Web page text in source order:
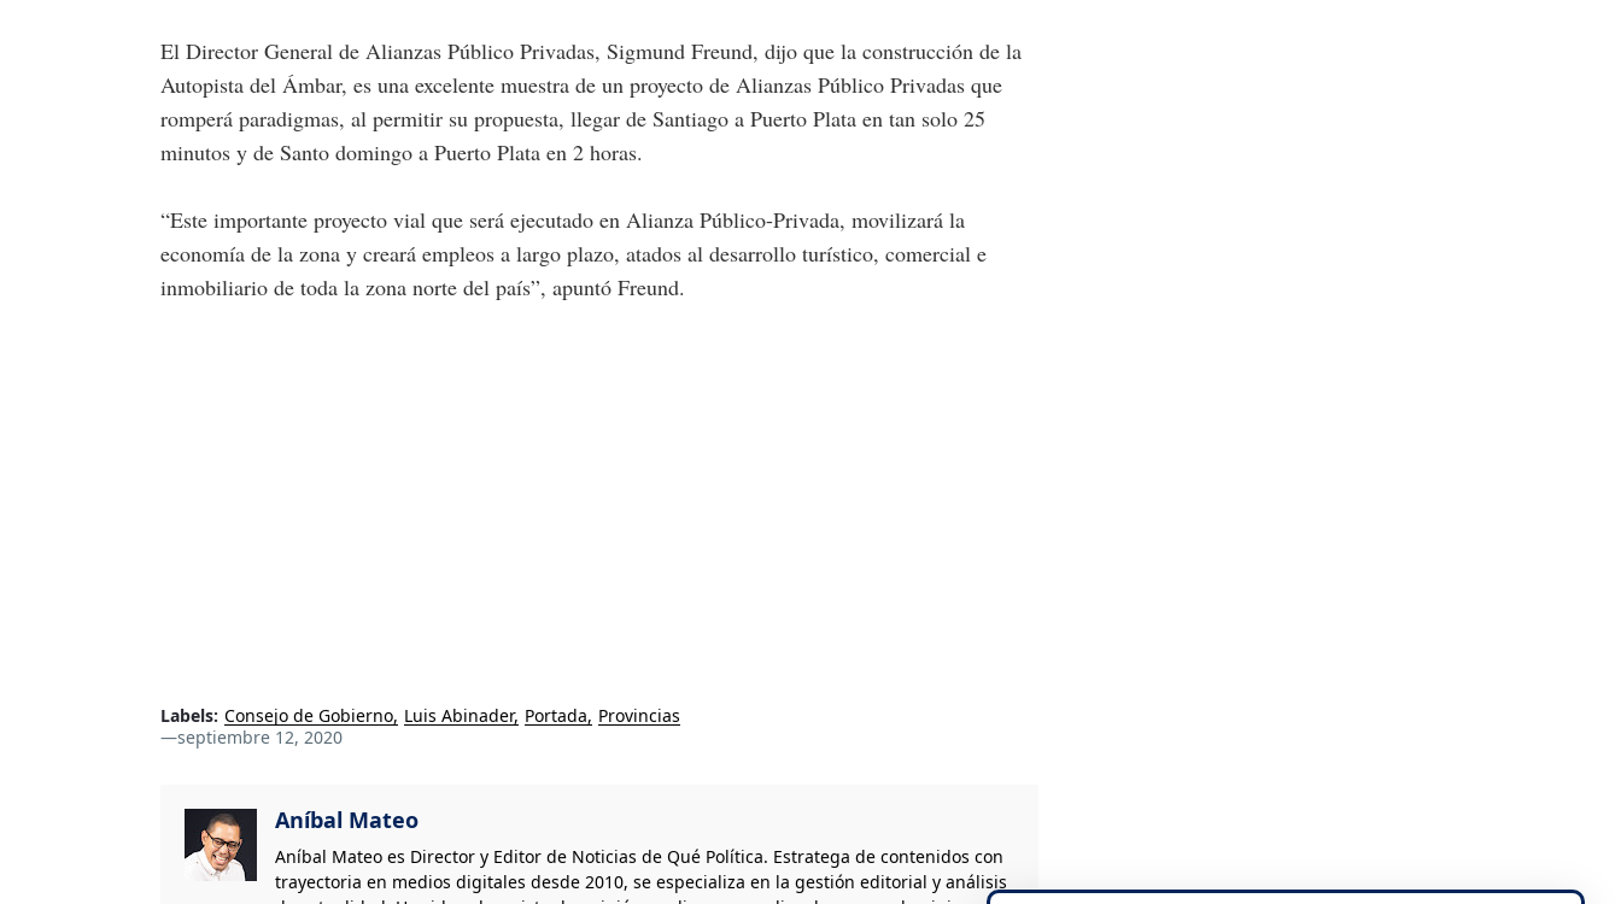
El Director General de Alianzas Público Privadas, Sigmund Freund, dijo que la construcción de la
Autopista del Ámbar, es una excelente muestra de un proyecto de Alianzas Público Privadas que
romperá paradigmas, al permitir su propuesta, llegar de Santiago a Puerto Plata en tan solo 25
minutos y de Santo domingo a Puerto Plata en 2 horas.
“Este importante proyecto vial que será ejecutado en Alianza Público-Privada, movilizará la
economía de la zona y creará empleos a largo plazo, atados al desarrollo turístico, comercial e
inmobiliario de toda la zona norte del país”, apuntó Freund.
Labels: Consejo de Gobierno Luis Abinader Portada Provincias
—septiembre 12, 2020
Aníbal Mateo
Aníbal Mateo es Director y Editor de Noticias de Qué Política. Estratega de contenidos con
trayectoria en medios digitales desde 2010, se especializa en la gestión editorial y análisis